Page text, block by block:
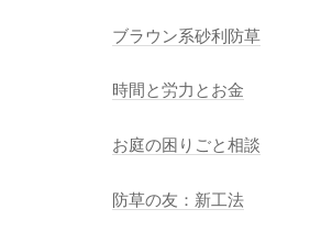
ブラウン系砂利防草
時間と労力とお金
お庭の困りごと相談
防草の友：新工法